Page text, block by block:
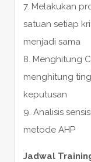
7. Melakukan
satuan setiap
menjadi sama
8. Menghitung
menghitung
keputusan
9. Analisis
metode AHP
Jadwal